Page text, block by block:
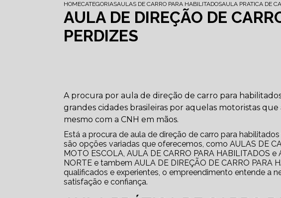
HOMECATEGORIASAULAS DE CARRO PARA HABILITADOSAULA PRATICA DE
AULA DE DIREÇÃO DE
PERDIZES
A procura por aula de direção de carro para
grandes cidades brasileiras por aquelas motoristas
mesmo com a CNH em mãos.
Está a procura de aula de direção de carro para
são opções variadas que oferecemos, como AULAS DE
MOTO ESCOLA, AULA DE CARRO PARA HABILITADOS
NORTE e tambem AULA DE DIREÇÃO DE CARRO PARA
qualificados e experientes, o empreendimento entende a
satisfação e confiança.